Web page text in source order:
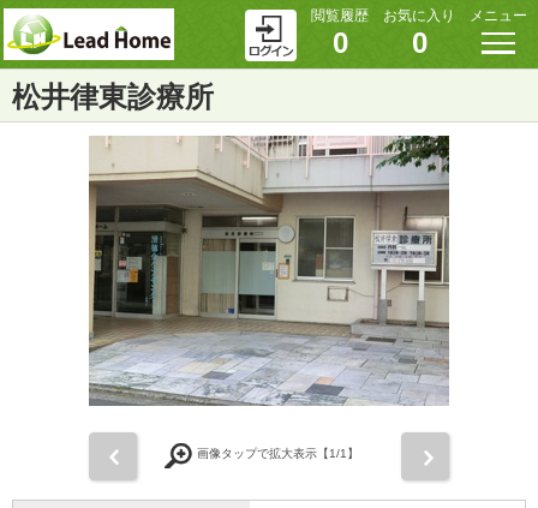
閲覧履歴
0
お気に入り
0
メニュー
松井律東診療所
画像タップで拡大表示【1/1】